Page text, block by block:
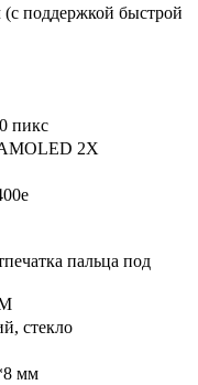
поддержкой быстрой
пикс
2X
пальца под
стекло
мм